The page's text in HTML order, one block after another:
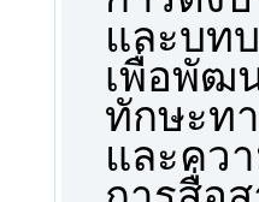
และบท
เพื่อพัฒ
ทักษะท
และคว